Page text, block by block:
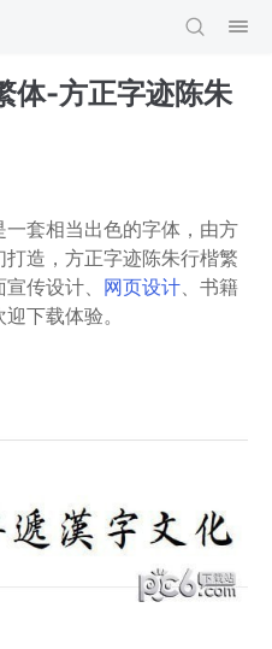
体-方正字迹陈朱
套相当出色的字体，由方
造，方正字迹陈朱行楷繁
传设计、 网页设计、书籍
下载体验。